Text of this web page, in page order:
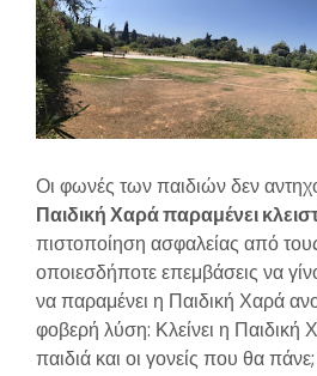
Οι φωνές των παιδιών δεν
Παιδική Χαρά παραμένει
πιστοποίηση ασφαλείας από
οποιεσδήποτε επεμβάσεις να
να παραμένει η Παιδική Χαρά
φοβερή λύση: Κλείνει η Παιδική
παιδιά και οι γονείς που θα